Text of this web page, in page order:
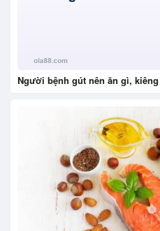
Người bệnh gút nên ăn gì,